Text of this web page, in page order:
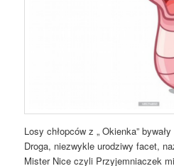
Losy chłopców z „ Okienka”
Droga, niezwykle urodziwy facet,
Mister Nice czyli Przyjemniaczek